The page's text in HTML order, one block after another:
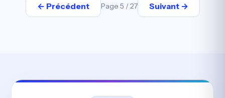
← Précédent Page 5 / 27 Suivant →